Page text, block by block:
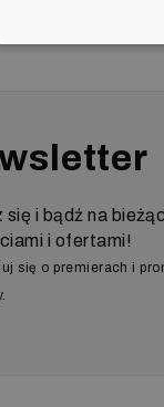
się i bądź na
i ofertami!
się o premierach i